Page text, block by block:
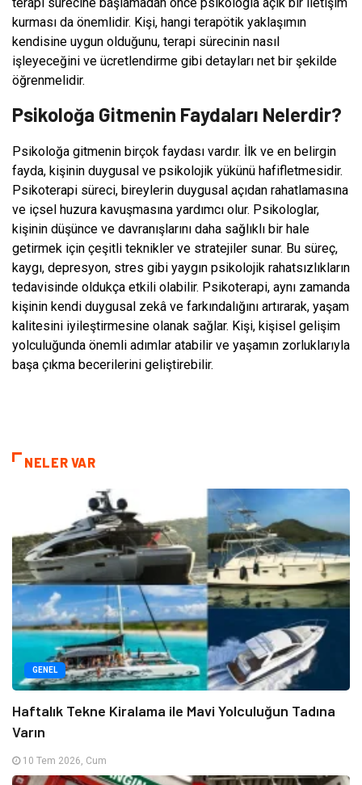
kurması da önemlidir. Kişi, hangi terapötik yaklaşımın
kendisine uygun olduğunu, terapi sürecinin nasıl
işleyeceğini ve ücretlendirme gibi detayları net bir şekilde
öğrenmelidir.
Psikoloğa Gitmenin Faydaları Nelerdir?
Psikoloğa gitmenin birçok faydası vardır. İlk ve en belirgin
fayda, kişinin duygusal ve psikolojik yükünü hafifletmesidir.
Psikoterapi süreci, bireylerin duygusal açıdan rahatlamasına
ve içsel huzura kavuşmasına yardımcı olur. Psikologlar,
kişinin düşünce ve davranışlarını daha sağlıklı bir hale
getirmek için çeşitli teknikler ve stratejiler sunar. Bu süreç,
kaygı, depresyon, stres gibi yaygın psikolojik rahatsızlıkların
tedavisinde oldukça etkili olabilir. Psikoterapi, aynı zamanda
kişinin kendi duygusal zekâ ve farkındalığını artırarak, yaşam
kalitesini iyileştirmesine olanak sağlar. Kişi, kişisel gelişim
yolculuğunda önemli adımlar atabilir ve yaşamın zorluklarıyla
başa çıkma becerilerini geliştirebilir.
NELER VAR
GENEL
Haftalık Tekne Kiralama ile Mavi Yolculuğun Tadına
Varın
10 Tem 2026, Cum